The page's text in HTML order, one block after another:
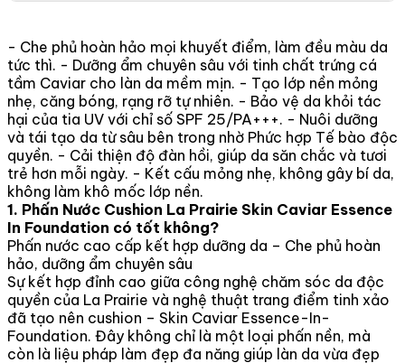
- Che phủ hoàn hảo mọi khuyết điểm, làm đều màu da
tức thì. - Dưỡng ẩm chuyên sâu với tinh chất trứng cá
tầm Caviar cho làn da mềm mịn. - Tạo lớp nền mỏng
nhẹ, căng bóng, rạng rỡ tự nhiên. - Bảo vệ da khỏi tác
hại của tia UV với chỉ số SPF 25/PA+++. - Nuôi dưỡng
và tái tạo da từ sâu bên trong nhờ Phức hợp Tế bào độc
quyền. - Cải thiện độ đàn hồi, giúp da săn chắc và tươi
trẻ hơn mỗi ngày. - Kết cấu mỏng nhẹ, không gây bí da,
không làm khô mốc lớp nền.
1. Phấn Nước Cushion La Prairie Skin Caviar Essence
In Foundation có tốt không?
Phấn nước cao cấp kết hợp dưỡng da – Che phủ hoàn
hảo, dưỡng ẩm chuyên sâu
Sự kết hợp đỉnh cao giữa công nghệ chăm sóc da độc
quyền của La Prairie và nghệ thuật trang điểm tinh xảo
đã tạo nên cushion – Skin Caviar Essence-In-
Foundation. Đây không chỉ là một loại phấn nền, mà
còn là liệu pháp làm đẹp đa năng giúp làn da vừa đẹp